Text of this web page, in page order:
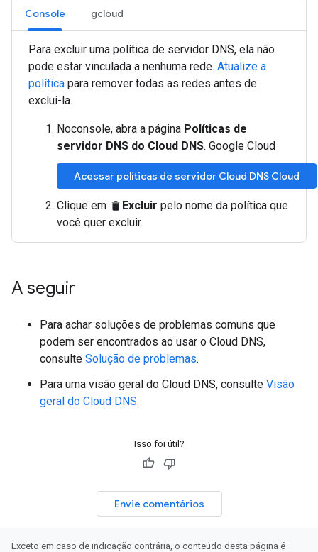
Console gcloud
Para excluir uma política de servidor DNS, ela não
pode estar vinculada a nenhuma rede. Atualize a
política para remover todas as redes antes de
excluí-la.
Noconsole, abra a página Políticas de
servidor DNS do Cloud DNS. Google Cloud
Acessar políticas de servidor Cloud DNS Cloud
Clique em delete Excluir pelo nome da política que
você quer excluir.
A seguir
Para achar soluções de problemas comuns que
podem ser encontrados ao usar o Cloud DNS,
consulte Solução de problemas.
Para uma visão geral do Cloud DNS, consulte Visão
geral do Cloud DNS.
Isso foi útil?
Envie comentários
Exceto em caso de indicação contrária, o conteúdo desta página é